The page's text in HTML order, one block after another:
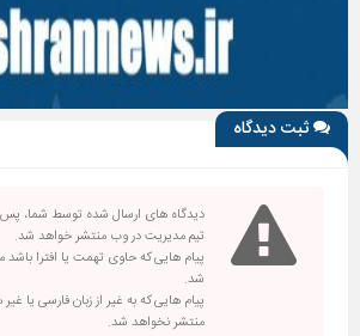
ثبت دیدگاه
دیدگاه های ارسال شده توسط شما، پس
تیم مدیریت در وب منتشر خواهد شد.
پیام هایی که حاوی تهمت یا افترا باشد
شد.
پیام هایی که به غیر از زبان فارسی یا
منتشر نخواهد شد.